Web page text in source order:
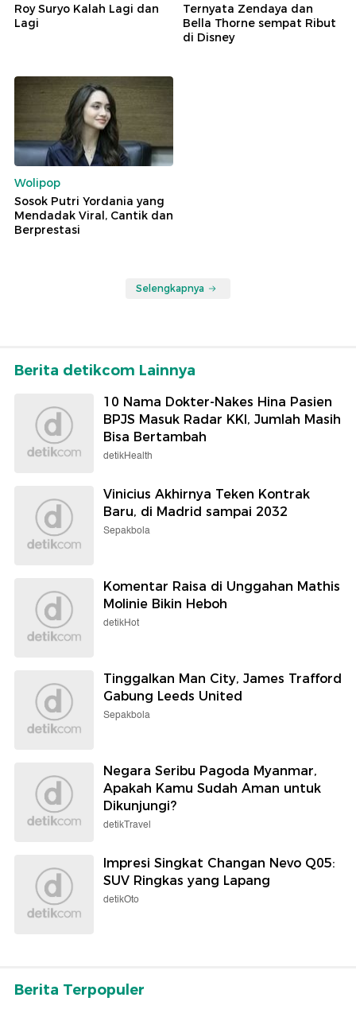
Roy Suryo Kalah Lagi dan
Lagi
Ternyata Zendaya dan
Bella Thorne sempat Ribut
di Disney
Wolipop
Sosok Putri Yordania yang
Mendadak Viral, Cantik dan
Berprestasi
Selengkapnya
Berita detikcom Lainnya
10 Nama Dokter-Nakes Hina Pasien
BPJS Masuk Radar KKI, Jumlah Masih
Bisa Bertambah
detikHealth
Vinicius Akhirnya Teken Kontrak
Baru, di Madrid sampai 2032
Sepakbola
Komentar Raisa di Unggahan Mathis
Molinie Bikin Heboh
detikHot
Tinggalkan Man City, James Trafford
Gabung Leeds United
Sepakbola
Negara Seribu Pagoda Myanmar,
Apakah Kamu Sudah Aman untuk
Dikunjungi?
detikTravel
Impresi Singkat Changan Nevo Q05:
SUV Ringkas yang Lapang
detikOto
Berita Terpopuler